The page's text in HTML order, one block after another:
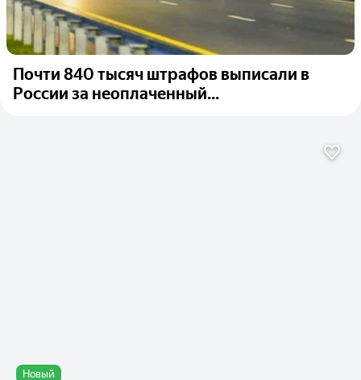
Почти 840 тысяч штрафов выписали в
России за неоплаченный...
Новый